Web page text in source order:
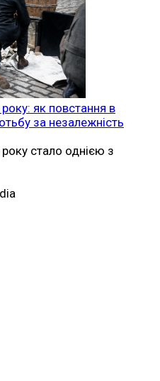
як повстання в
за незалежність
стало однією з